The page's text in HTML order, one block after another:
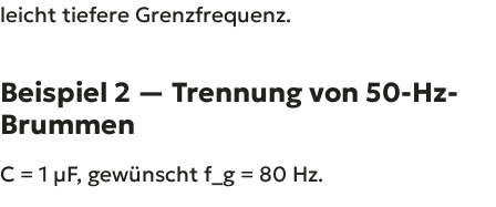
leicht tiefere Grenzfrequenz.
Beispiel 2 — Trennung von 50-Hz-
Brummen
C = 1 µF, gewünscht f_g = 80 Hz.